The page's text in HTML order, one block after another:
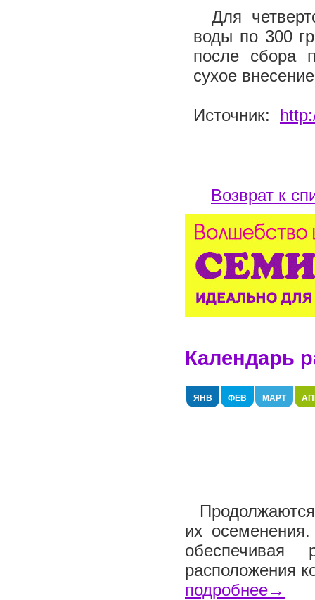
Для
воды по 300
после сбора
сухое
Источник:
Возврат к
Календарь
ЯНВ ФЕВ МАРТ
их
обеспечивая
расположения
подробнее→